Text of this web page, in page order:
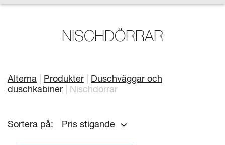
Main navigation
Serier
Om Alterna
Mitt badrum Arkitekter
NISCHDÖRRAR
Alterna Produkter
Duschväggar och
duschkabiner
Nischdörrar
Sortera på: Pris stigande